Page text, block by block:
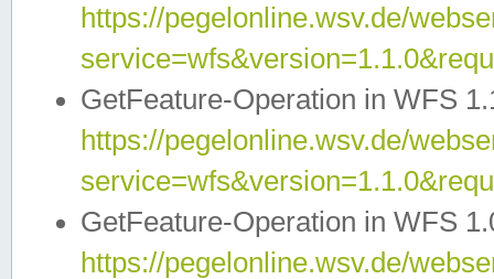
https://pegelonline.wsv.de/
GetFeature-Operation in WFS
https://pegelonline.wsv.de/
GetFeature-Operation in WFS
https://pegelonline.wsv.de/